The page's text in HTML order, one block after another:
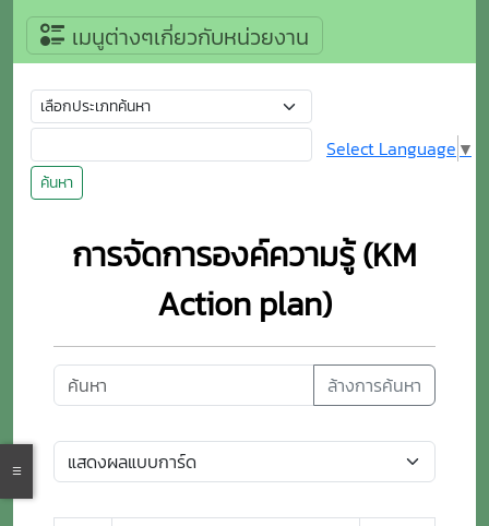
เมนูต่างๆเกี่ยวกับหน่วยงาน
ค้นหา
Select Language ▼
การจัดการองค์ความรู้ (KM
Action plan)
ล้างการค้นหา